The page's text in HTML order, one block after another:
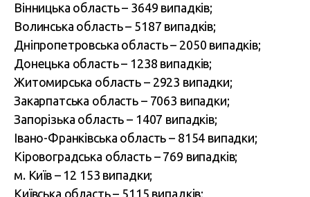
Вінницька область – 3649 випадків;
Волинська область – 5187 випадків;
Дніпропетровська область – 2050 випадків;
Донецька область – 1238 випадків;
Житомирська область – 2923 випадки;
Закарпатська область – 7063 випадки;
Запорізька область – 1407 випадків;
Івано-Франківська область – 8154 випадки;
Кіровоградська область – 769 випадків;
м. Київ – 12 153 випадки;
Київська область – 5115 випадків;